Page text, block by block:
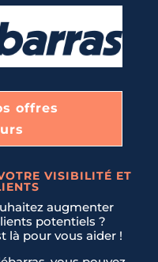
offres
VISIBILITÉ ET
augmenter
potentiels ?
là pour vous aider !